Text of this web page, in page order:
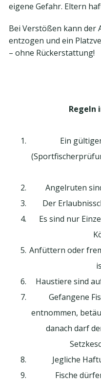
eigene Gefahr. Eltern
Bei Verstößen kann der
entzogen und ein
– ohne Rückerstattung!
Regeln
Ein
Angelruten
Der
Es sind nur
Anfüttern oder
Haustiere sind
Gefangene
entnommen,
danach darf
Jegliche
Fische